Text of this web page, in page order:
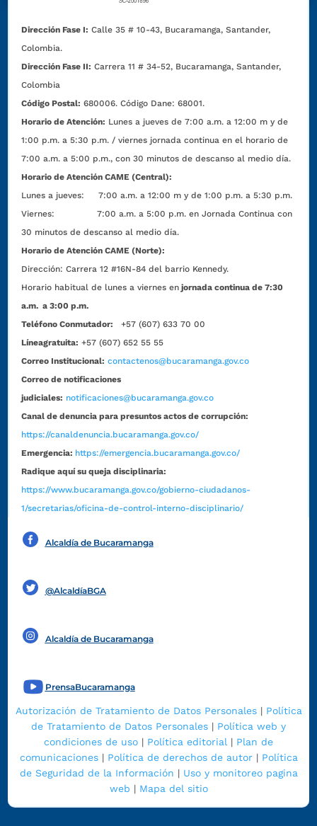
Dirección Fase I: Calle 35 # 10-43, Bucaramanga, Santander,
Colombia.
Dirección Fase II: Carrera 11 # 34-52, Bucaramanga, Santander,
Colombia
Código Postal: 680006. Código Dane: 68001.
Horario de Atención: Lunes a jueves de 7:00 a.m. a 12:00 m y de
1:00 p.m. a 5:30 p.m. / viernes jornada continua en el horario de
7:00 a.m. a 5:00 p.m., con 30 minutos de descanso al medio día.
Horario de Atención CAME (Central):
Lunes a jueves: 7:00 a.m. a 12:00 m y de 1:00 p.m. a 5:30 p.m.
Viernes: 7:00 a.m. a 5:00 p.m. en Jornada Continua con
30 minutos de descanso al medio día.
Horario de Atención CAME (Norte):
Dirección:Carrera 12 #16N-84 del barrio Kennedy.
Horario habitual de lunes a viernes en jornada continua de 7:30
a.m. a 3:00 p.m.
Teléfono Conmutador:
+57 (607) 633 70 00
Líneagratuita: +57 (607) 652 55 55
Correo Institucional: contactenos@bucaramanga.gov.co
Correo de notificaciones
judiciales: notificaciones@bucaramanga.gov.co
Canal de denuncia para presuntos actos de corrupción:
https://canaldenuncia.bucaramanga.gov.co/
Emergencia: https://emergencia.bucaramanga.gov.co/
Radique aquí su queja disciplinaria:
https://www.bucaramanga.gov.co/gobierno-ciudadanos-
1/secretarias/oficina-de-control-interno-disciplinario/
Alcaldía de Bucaramanga
@AlcaldíaBGA
Alcaldía de Bucaramanga
PrensaBucaramanga
Autorización de Tratamiento de Datos Personales| Política
de Tratamiento de Datos Personales | Política web y
condiciones de uso | Política editorial | Plan de
comunicaciones| Política de derechos de autor| Política
de Seguridad de la Información | Uso y monitoreo pagina
web | Mapa del sitio